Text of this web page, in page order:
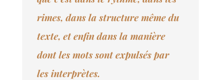
rimes, dans la structure même du
texte, et enfin dans la manière
dont les mots sont expulsés par
lesinterprètes.